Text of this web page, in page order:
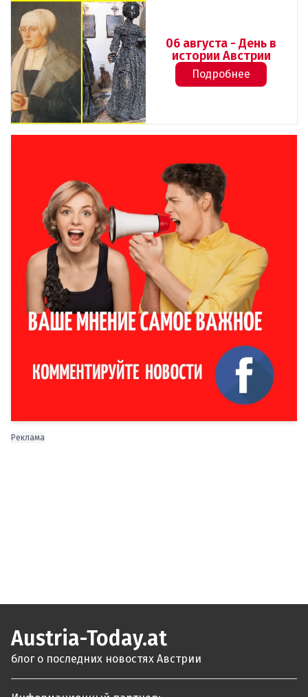
06 августа - День в
истории Австрии
Подробнее
Реклама
Austria-Today.at
блог о последних новостях Австрии